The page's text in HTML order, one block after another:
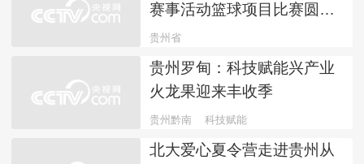
赛事活动篮球项目比赛圆满
收官
贵州省
贵州罗甸：科技赋能兴产业
火龙果迎来丰收季
贵州黔南 科技赋能
北大爱心夏令营走进贵州从